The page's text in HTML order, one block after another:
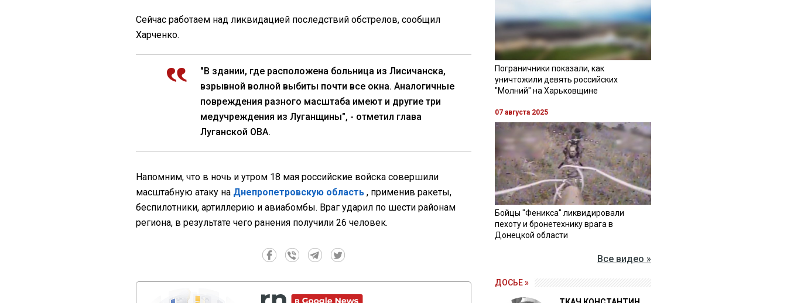
Сейчас работаем над ликвидацией последствий обстрелов, сообщил
Харченко.
"В здании, где расположена больница из Лисичанска,
взрывной волной выбиты почти все окна. Аналогичные
повреждения разного масштаба имеют и другие три
медучреждения из Луганщины", - отметил глава
Луганской ОВА.
Напомним, что в ночь и утром 18 мая российские войска совершили
масштабную атаку на Днепропетровскую область , применив ракеты,
беспилотники, артиллерию и авиабомбы. Враг ударил по шести районам
региона, в результате чего ранения получили 26 человек.
Пограничники показали, как
уничтожили девять российских
"Молний" на Харьковщине
07 августа 2025
Бойцы "Феникса" ликвидировали
пехоту и бронетехнику врага в
Донецкой области
Все видео »
ДОСЬЕ »